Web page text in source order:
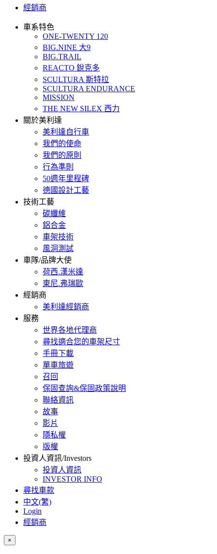
經銷商
車系特色
ONE-TWENTY 120
BIG.NINE 大9
BIG.TRAIL
REACTO 銳克多
SCULTURA 斯特拉
SCULTURA ENDURANCE
MISSION
THE NEW SILEX 西力
關於美利達
美利達自行車
我們的使命
我們的原則
行為準則
50週年里程碑
德國設計工藝
技術工藝
碳纖維
鋁合金
車架技術
風洞測試
車隊/品牌大使
荷西.漢米達
東尼.弗瑞歐
經銷商
美利達經銷商
服務
世界各地代理商
尋找適合您的車架尺寸
手冊下載
單車旅遊
召回
保固查詢&保固政策說明
聯絡資訊
故事
影片
隱私權
版權
投資人資訊/Investors
投資人資訊
INVESTOR INFO
尋找車款
中文(繁)
Login
經銷商
×